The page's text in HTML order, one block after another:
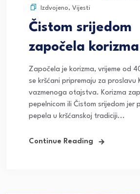
Izdvojeno, Vijesti
Čistom srijedom
započela korizma
Započela je korizma, vrijeme od
se kršćani pripremaju za proslavu
vazmenoga otajstva. Korizma
pepelnicom ili Čistom srijedom jer
pepela u kršćanskoj tradiciji...
Continue Reading